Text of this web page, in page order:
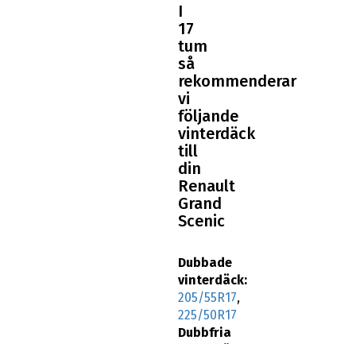
I
17
tum
så
rekommenderar
vi
följande
vinterdäck
till
din
Renault
Grand
Scenic
Dubbade
vinterdäck:
205/55R17,
225/50R17
Dubbfria